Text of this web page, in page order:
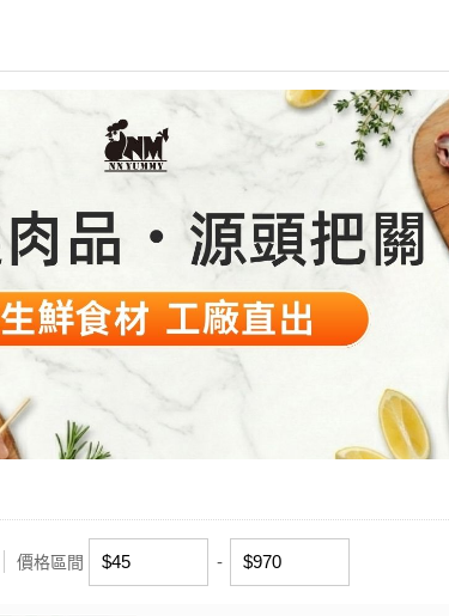
價格區間